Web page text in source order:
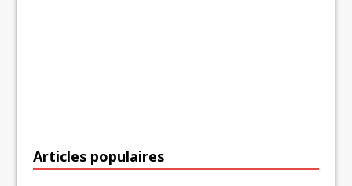
Articles populaires